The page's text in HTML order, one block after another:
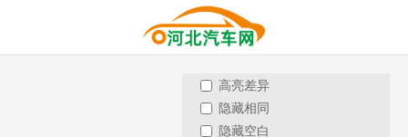
高亮差异
隐藏相同
隐藏空白